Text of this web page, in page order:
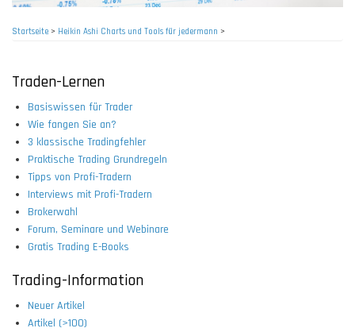
Startseite> Heikin Ashi Charts und Tools für jedermann >
Traden-Lernen
Basiswissen für Trader
Wie fangen Sie an?
3 klassische Tradingfehler
Praktische Trading Grundregeln
Tipps von Profi-Tradern
Interviews mit Profi-Tradern
Brokerwahl
Forum, Seminare und Webinare
Gratis Trading E-Books
Trading-Information
Neuer Artikel
Artikel (>100)